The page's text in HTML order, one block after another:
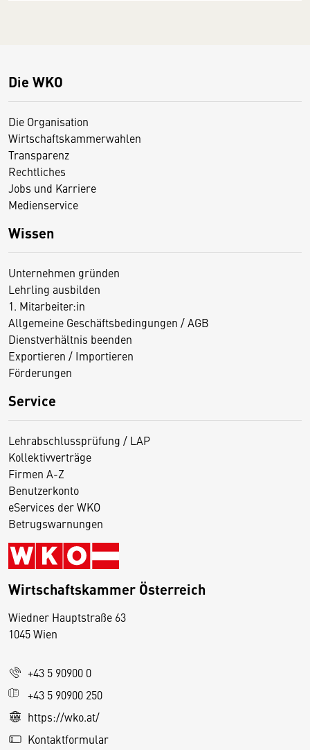
Die WKO
Die Organisation
Wirtschaftskammerwahlen
Transparenz
Rechtliches
Jobs und Karriere
Medienservice
Wissen
Unternehmen gründen
Lehrling ausbilden
1. Mitarbeiter:in
Allgemeine Geschäftsbedingungen / AGB
Dienstverhältnis beenden
Exportieren / Importieren
Förderungen
Service
Lehrabschlussprüfung / LAP
Kollektivverträge
Firmen A-Z
Benutzerkonto
eServices der WKO
Betrugswarnungen
Wirtschaftskammer Österreich
Wiedner Hauptstraße 63
1045 Wien
+43 5 90900 0
+43 5 90900 250
https://wko.at/
Kontaktformular
D
s
e
S
e